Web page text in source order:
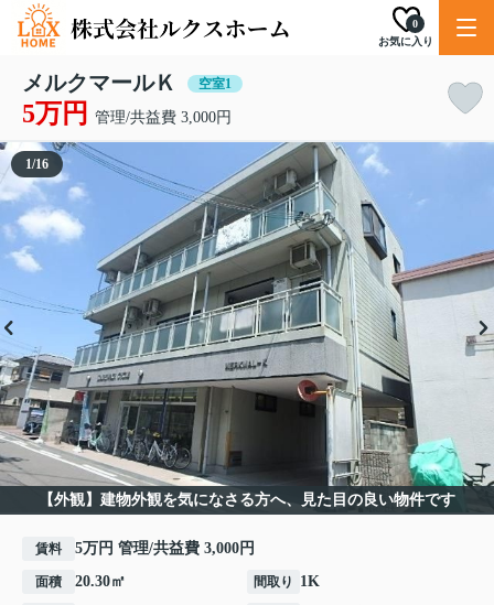
お気に入り
0
メルクマールＫ 空室1
5万円 管理/共益費 3,000円
【外観】建物外観を気になさる方へ、見た目の良い物件です
1/16
賃料 5万円 管理/共益費 3,000円
面積 20.30㎡ 間取り 1K